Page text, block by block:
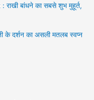
बांधने का सबसे शुभ मुहूर्त,
के दर्शन का असली मतलब स्वप्न